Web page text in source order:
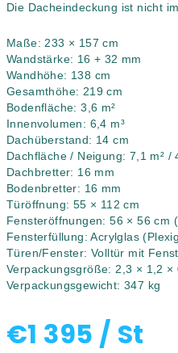
Die Dacheindeckung ist nicht
Maße: 233 × 157 cm
Wandstärke: 16 + 32 mm
Wandhöhe: 138 cm
Gesamthöhe: 219 cm
Bodenfläche: 3,6 m²
Innenvolumen: 6,4 m³
Dachüberstand: 14 cm
Dachfläche / Neigung: 7,1 m² /
Dachbretter: 16 mm
Bodenbretter: 16 mm
Türöffnung: 55 × 112 cm
Fensteröffnungen: 56 × 56 cm
Fensterfüllung: Acrylglas
Türen/Fenster: Volltür mit
Verpackungsgröße: 2,3 × 1,2 ×
Verpackungsgewicht: 347 kg
€1 395 / St